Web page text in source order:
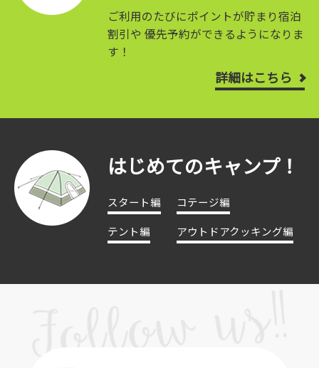
ご利用のたびにポイントが貯まり宿泊
割引や 優先予約ができるようになりま
す！
詳細はこちら
はじめてのキャンプ！
スタート編
コテージ編
テント編
アウトドアクッキング編